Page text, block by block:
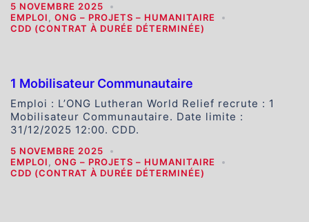
5 NOVEMBRE 2025
EMPLOI , ONG – PROJETS – HUMANITAIRE
CDD (CONTRAT À DURÉE DÉTERMINÉE)
1 Mobilisateur Communautaire
Emploi : L’ONG Lutheran World Relief recrute : 1
Mobilisateur Communautaire. Date limite :
31/12/2025 12:00. CDD.
5 NOVEMBRE 2025
EMPLOI , ONG – PROJETS – HUMANITAIRE
CDD (CONTRAT À DURÉE DÉTERMINÉE)